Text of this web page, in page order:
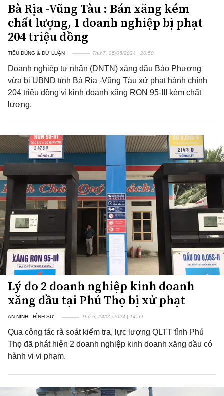
Bà Rịa -Vũng Tàu : Bán xăng kém
chất lượng, 1 doanh nghiệp bị phạt
204 triệu đồng
TIÊU DÙNG & DƯ LUẬN Thứ 7, 25/05/2024 | 20:50
Doanh nghiệp tư nhân (DNTN) xăng dầu Bảo Phương
vừa bị UBND tỉnh Bà Rịa -Vũng Tàu xử phạt hành chính
204 triệu đồng vì kinh doanh xăng RON 95-III kém chất
lượng.
Lý do 2 doanh nghiệp kinh doanh
xăng dầu tại Phú Thọ bị xử phạt
AN NINH - HÌNH SỰ Thứ 6, 24/05/2024 | 14:59
Qua công tác rà soát kiểm tra, lực lượng QLTT tỉnh Phú
Thọ đã phát hiện 2 doanh nghiệp kinh doanh xăng dầu có
hành vi vi phạm.